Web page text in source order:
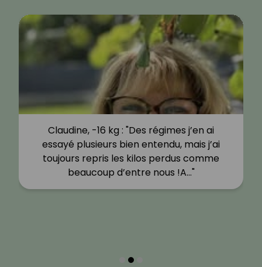
Claudine, -16 kg : "Des régimes j’en ai
essayé plusieurs bien entendu, mais j’ai
toujours repris les kilos perdus comme
beaucoup d’entre nous !A…"